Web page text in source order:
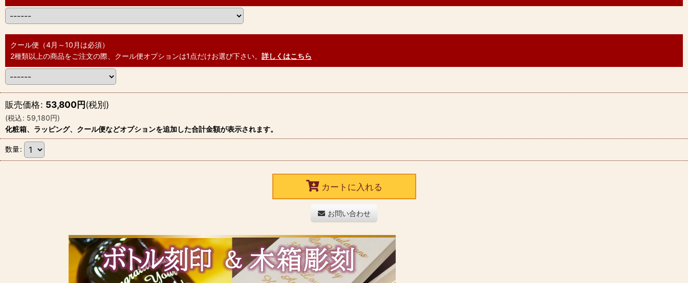
クール便（4月～10月は必須）
2種類以上の商品をご注文の際、クール便オプションは1点だけお選び下さい。 詳しくはこちら
販売価格: 53,800円(税別)
(税込: 59,180円)
化粧箱、ラッピング、クール便などオプションを追加した合計金額が表示されます。
数量:
カートに入れる
お問い合わせ